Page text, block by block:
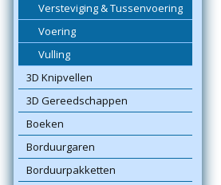
Versteviging & Tussenvoering
Voering
Vulling
3D Knipvellen
3D Gereedschappen
Boeken
Borduurgaren
Borduurpakketten